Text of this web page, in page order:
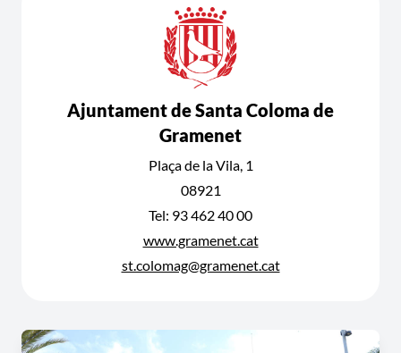
Ajuntament de Santa Coloma de
Gramenet
Plaça de la Vila, 1
08921
Tel: 93 462 40 00
www.gramenet.cat
st.colomag@gramenet.cat